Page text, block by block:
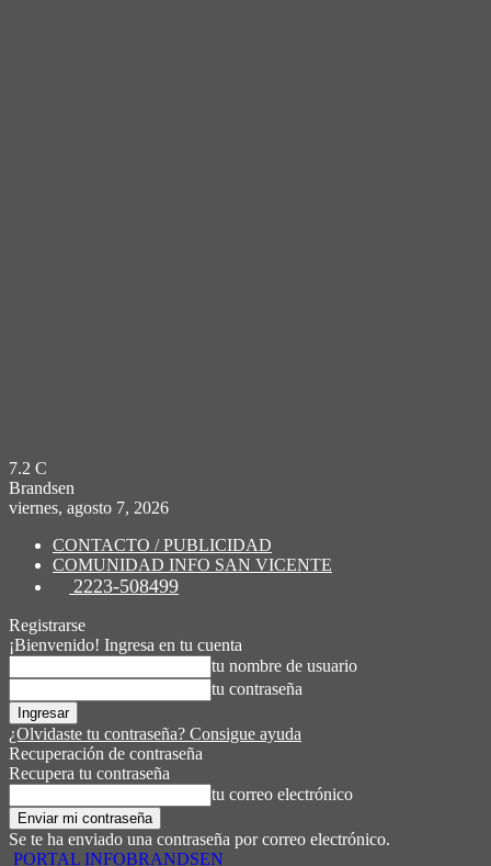
7.2 C
Brandsen
viernes, agosto 7, 2026
CONTACTO / PUBLICIDAD
COMUNIDAD INFO SAN VICENTE
2223-508499
Registrarse
¡Bienvenido! Ingresa en tu cuenta
tu nombre de usuario
tu contraseña
¿Olvidaste tu contraseña? Consigue ayuda
Recuperación de contraseña
Recupera tu contraseña
tu correo electrónico
Se te ha enviado una contraseña por correo electrónico.
PORTAL INFOBRANDSEN